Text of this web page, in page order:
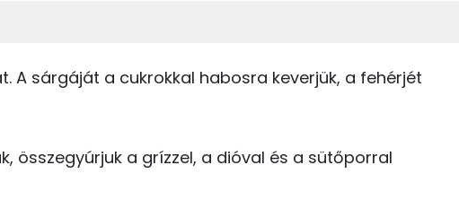
136 kcal
TOP vitaminok
C vitamin:
A sárgáját a cukrokkal habosra keverjük, a fehérjét
összegyúrjuk a grízzel, a dióval és a sütőporral